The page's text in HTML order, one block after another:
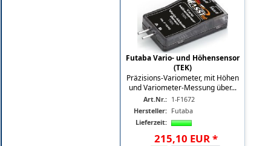
Futaba Vario- und Höhensensor
(TEK)
Präzisions-Variometer, mit Höhen
und Variometer-Messung über...
Art.Nr.: 1-F1672
Hersteller: Futaba
Lieferzeit:
215,10 EUR*